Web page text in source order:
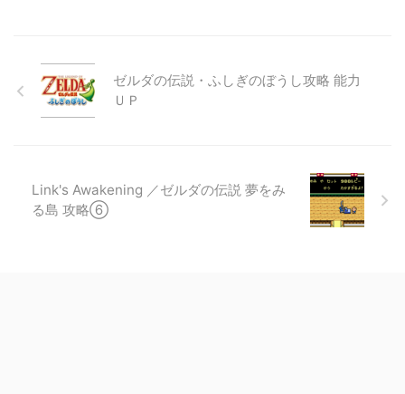
ゼルダの伝説・ふしぎのぼうし攻略 能力
ＵＰ
Link's Awakening ／ゼルダの伝説 夢をみ
る島 攻略⑥